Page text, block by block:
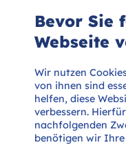


Bevor Sie
Webseite
Wir nutzen
von ihnen sind
helfen, diese
verbessern.
nachfolgenden
benötigen wir Ihre